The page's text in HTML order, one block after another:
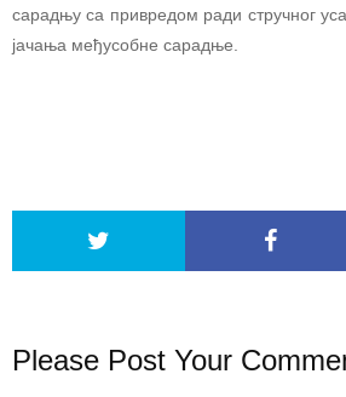
сарадњу са привредом ради стручног
јачања међусобне сарадње.
Please Post Your